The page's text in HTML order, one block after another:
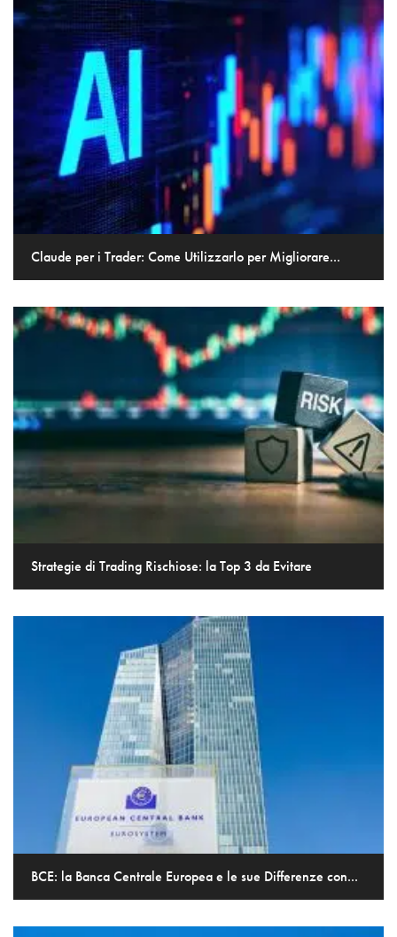
Claude per i Trader: Come Utilizzarlo per Migliorare...
Strategie di Trading Rischiose: la Top 3 da Evitare
BCE: la Banca Centrale Europea e le sue Differenze con...